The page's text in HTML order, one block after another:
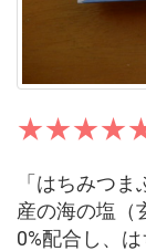
「はちみつ
産の海の塩（
0%配合し、